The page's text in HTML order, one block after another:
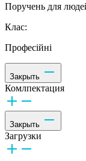
Поручень для
Клас:
Професійні
Закрыть
Комлпектация
Закрыть
Загрузки